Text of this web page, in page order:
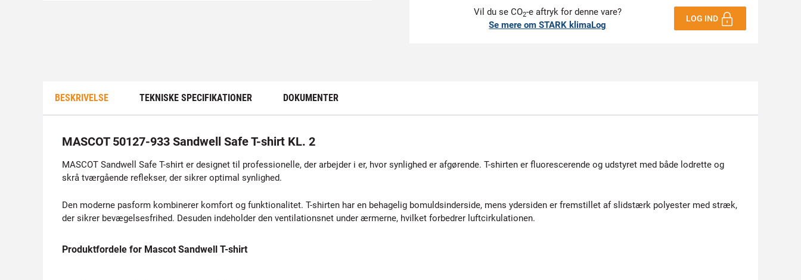
Vil du se CO2-e aftryk for denne vare?
Se mere om STARK klimaLog
LOG IND
BESKRIVELSE TEKNISKE SPECIFIKATIONER DOKUMENTER
MASCOT 50127-933 Sandwell Safe T-shirt KL. 2
MASCOT Sandwell Safe T-shirt er designet til professionelle, der arbejder i er, hvor synlighed er afgørende. T-shirten er fluorescerende og udstyret med både lodrette og
skrå tværgående reflekser, der sikrer optimal synlighed.
Den moderne pasform kombinerer komfort og funktionalitet. T-shirten har en behagelig bomuldsinderside, mens ydersiden er fremstillet af slidstærk polyester med stræk,
der sikrer bevægelsesfrihed. Desuden indeholder den ventilationsnet under ærmerne, hvilket forbedrer luftcirkulationen.
Produktfordele for Mascot Sandwell T-shirt